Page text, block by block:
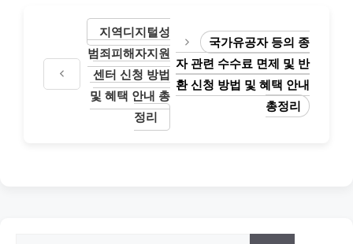
지역디지털성
범죄피해자지원
센터 신청 방법
및 혜택 안내 총
정리
국가유공자 등의 종
자 관련 수수료 면제 및 반
환 신청 방법 및 혜택 안내
총정리